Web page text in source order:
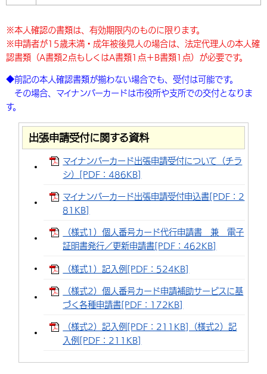
※本人確認の書類は、有効期限内のものに限ります。
※申請者が15歳未満・成年被後見人の場合は、法定代理人の本人確
認書類（A書類2点もしくはA書類1点＋B書類1点）が必要です。
◆前記の本人確認書類が揃わない場合でも、受付は可能です。
その場合、マイナンバーカードは市役所や支所での交付となりま
す。
出張申請受付に関する資料
マイナンバーカード出張申請受付について（チラ
シ）[PDF：486KB]
マイナンバーカード出張申請受付申込書[PDF：2
81KB]
（様式1）個人番号カード代行申請書 兼 電子
証明書発行／更新申請書[PDF：462KB]
（様式1）記入例[PDF：524KB]
（様式2）個人番号カード申請補助サービスに基
づく各種申請書[PDF：172KB]
（様式2）記入例[PDF：211KB]（様式2）記
入例[PDF：211KB]